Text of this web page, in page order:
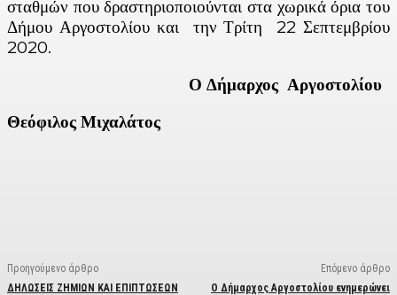
σταθμών που δραστηριοποιούνται στα χωρικά όρια του
Δήμου Αργοστολίου και την Τρίτη 22 Σεπτεμβρίου
2020.
Ο Δήμαρχος Αργοστολίου
Θεόφιλος Μιχαλάτος
Προηγούμενο άρθρο
ΔΗΛΩΣΕΙΣ ΖΗΜΙΩΝ ΚΑΙ ΕΠΙΠΤΩΣΕΩΝ
Επόμενο άρθρο
Ο Δήμαρχος Αργοστολίου ενημερώνει